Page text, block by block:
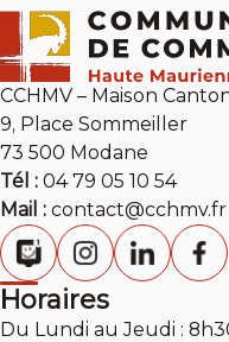
CCHMV – Maison
9, Place Sommeiller
73 500 Modane
Tél : 04 79 05 10 54
Mail : contact@cchmv.fr
Horaires
Du Lundi au Jeudi :